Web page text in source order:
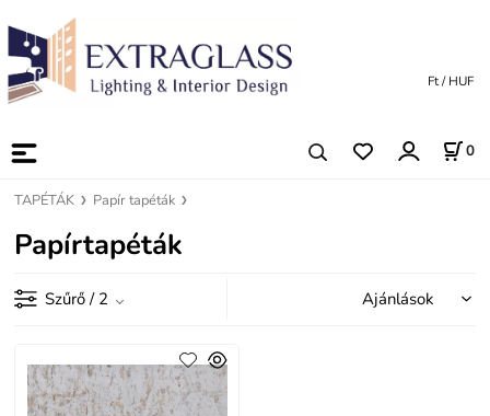
0
Ft / HUF
TAPÉTÁK Papír tapéták
Papírtapéták
Szűrő / 2